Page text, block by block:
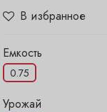
В избранное
Емкость
0.75
Урожай